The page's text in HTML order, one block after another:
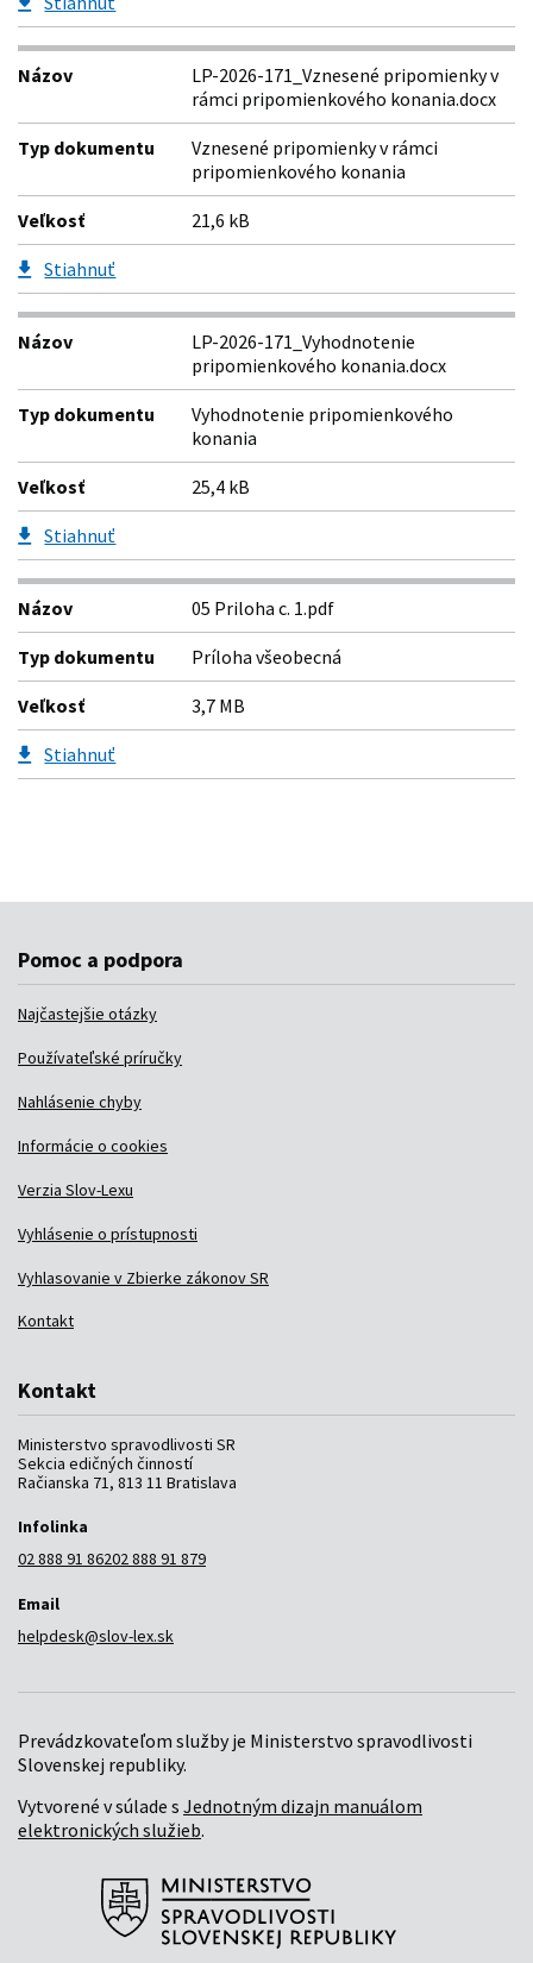
Pomoc a podpora
Najčastejšie otázky
Používateľské príručky
Nahlásenie chyby
Informácie o cookies
Verzia Slov-Lexu
Vyhlásenie o prístupnosti
Vyhlasovanie v Zbierke zákonov SR
Kontakt
Kontakt
Ministerstvo spravodlivosti SR
Sekcia edičných činností
Račianska 71, 813 11 Bratislava
Infolinka
02 888 91 86202 888 91 879
Email
helpdesk@slov-lex.sk
Prevádzkovateľom služby je Ministerstvo spravodlivosti
Slovenskej republiky.
Vytvorené v súlade s Jednotným dizajn manuálom
elektronických služieb.